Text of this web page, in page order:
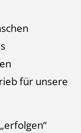
für unsere